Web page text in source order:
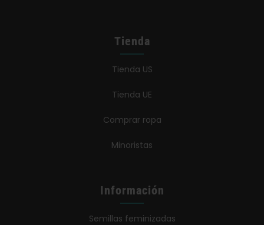
Tienda
Tienda US
Tienda UE
Comprar ropa
Minoristas
Información
Semillas feminizadas